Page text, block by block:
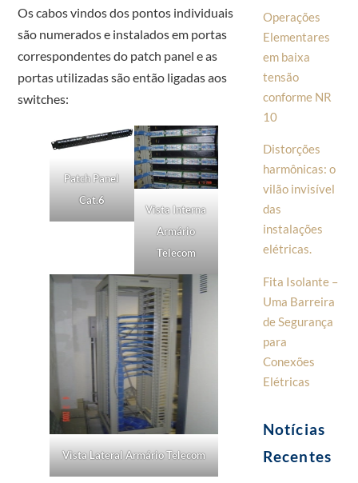
Os cabos vindos dos pontos individuais
são numerados e instalados em portas
correspondentes do patch panel e as
portas utilizadas são então ligadas aos
switches:
Patch Panel
Cat.6
Vista Interna
Armário
Telecom
Vista Lateral Armário Telecom
Operações
Elementares
em baixa
tensão
conforme NR
10
Distorções
harmônicas: o
vilão invisível
das
instalações
elétricas.
Fita Isolante –
Uma Barreira
de Segurança
para
Conexões
Elétricas
Notícias
Recentes